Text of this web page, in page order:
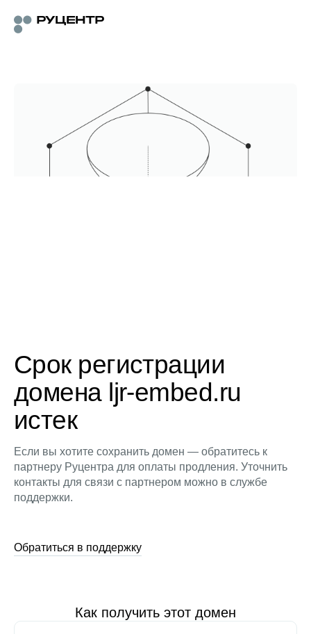
Срок регистрации
домена ljr-embed.ru
истек
Если вы хотите сохранить домен — обратитесь к
партнеру Руцентра для оплаты продления. Уточнить
контакты для связи с партнером можно в службе
поддержки.
Обратиться в поддержку
Как получить этот домен